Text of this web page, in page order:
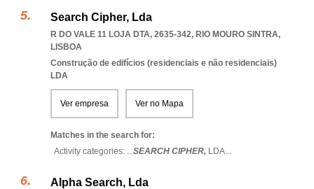
Search Cipher, Lda
R DO VALE 11 LOJA DTA, 2635-342, RIO MOURO SINTRA,
LISBOA
Construção de edifícios (residenciais e não residenciais)
LDA
Ver empresa Ver no Mapa
Matches in the search for:
Activity categories: ...SEARCH CIPHER, LDA...
Alpha Search, Lda